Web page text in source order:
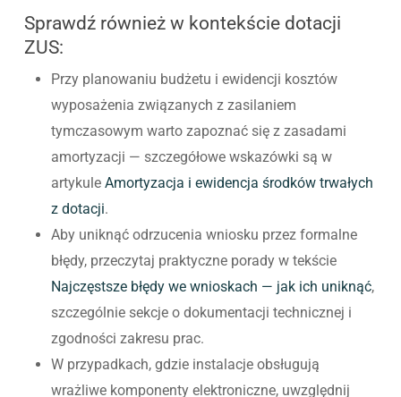
Sprawdź również w kontekście dotacji
ZUS:
Przy planowaniu budżetu i ewidencji kosztów
wyposażenia związanych z zasilaniem
tymczasowym warto zapoznać się z zasadami
amortyzacji — szczegółowe wskazówki są w
artykule Amortyzacja i ewidencja środków trwałych
z dotacji.
Aby uniknąć odrzucenia wniosku przez formalne
błędy, przeczytaj praktyczne porady w tekście
Najczęstsze błędy we wnioskach — jak ich uniknąć,
szczególnie sekcje o dokumentacji technicznej i
zgodności zakresu prac.
W przypadkach, gdzie instalacje obsługują
wrażliwe komponenty elektroniczne, uwzględnij